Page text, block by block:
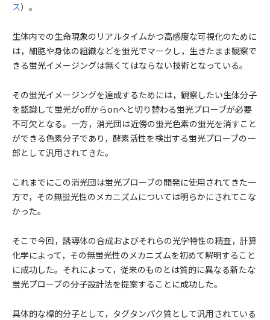
ス）。
生体内での生命現象のリアルタイムかつ高感度な可視化のために
は，細胞や身体の組織などを蛍光でマークし，生きたまま観察で
きる蛍光イメージングは無くてはならない技術となっている。
その蛍光イメージングを達成するためには，観察したい生体分子
を認識して蛍光がoffからonへと切り替わる蛍光プローブが必要
不可欠となる。一方，消光団は近傍の蛍光色素の蛍光を消すこと
ができる色素分子であり，酵素活性を検出する蛍光プローブの一
部として汎用されてきた。
これまでにこの消光団は蛍光プローブの開発に使用されてきた一
方で，その無蛍光性のメカニズムについては明らかにされてこな
かった。
そこで今回，誘導体の合成およびそれらの光学特性の精査，計算
化学によって，その無蛍光性のメカニズムを初めて解明すること
に成功した。それによって，従来のものとは質的に異なる新たな
蛍光プローブの分子設計法を提案することに成功した。
具体的な標的分子として，タグタンパク質として汎用されている